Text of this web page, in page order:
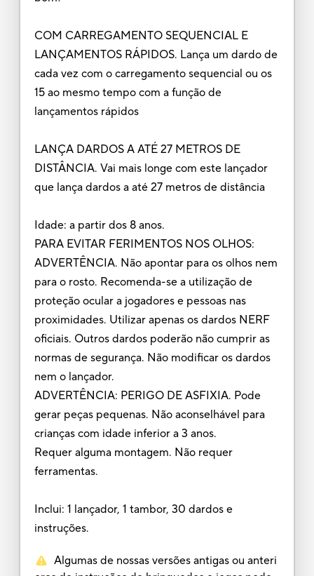
COM CARREGAMENTO SEQUENCIAL E
LANÇAMENTOS RÁPIDOS. Lança um dardo de
cada vez com o carregamento sequencial ou os
15 ao mesmo tempo com a função de
lançamentos rápidos
LANÇA DARDOS A ATÉ 27 METROS DE
DISTÂNCIA. Vai mais longe com este lançador
que lança dardos a até 27 metros de distância
Idade: a partir dos 8 anos.
PARA EVITAR FERIMENTOS NOS OLHOS:
ADVERTÊNCIA. Não apontar para os olhos nem
para o rosto. Recomenda-se a utilização de
proteção ocular a jogadores e pessoas nas
proximidades. Utilizar apenas os dardos NERF
oficiais. Outros dardos poderão não cumprir as
normas de segurança. Não modificar os dardos
nem o lançador.
ADVERTÊNCIA: PERIGO DE ASFIXIA. Pode
gerar peças pequenas. Não aconselhável para
crianças com idade inferior a 3 anos.
Requer alguma montagem. Não requer
ferramentas.
Inclui: 1 lançador, 1 tambor, 30 dardos e
instruções.
Algumas de nossas versões antigas ou anteri